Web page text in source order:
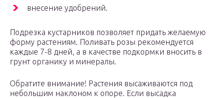
внесение удобрений.
Подрезка кустарников позволяет придать желаемую
форму растениям. Поливать розы рекомендуется
каждые 7-8 дней, а в качестве подкормки вносить в
грунт органику и минералы.
Обратите внимание! Растения высаживаются под
небольшим наклоном к опоре. Если высадка